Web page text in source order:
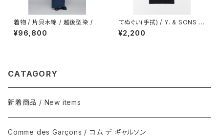
着物 / 片貝木綿 / 越後型染 / 一
本線 / 藍松煙（With tailoring）
¥96,800
てぬぐい(手拭) / Y. & SONS ×
THE INOUE BROTHERS… /
浜松注染 / together with / B
¥2,200
CATAGORY
新着商品 / New items
Comme des Garçons / コム デ ギャルソン